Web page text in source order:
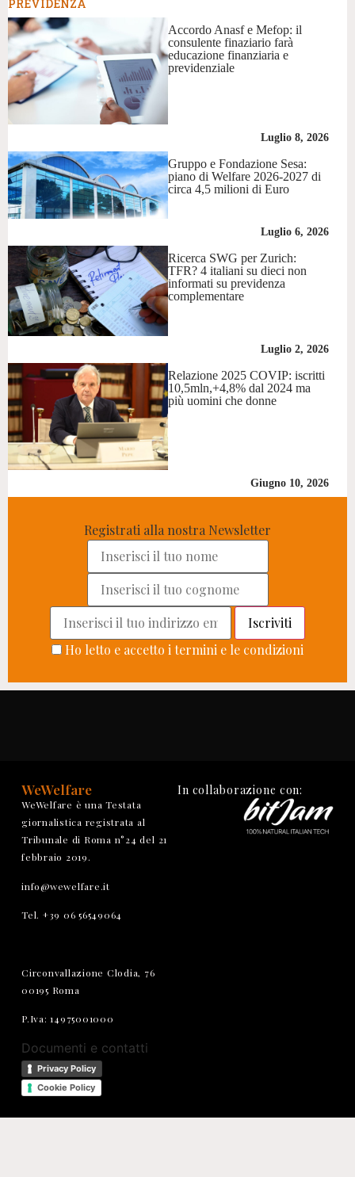
PREVIDENZA
Accordo Anasf e Mefop: il
consulente finaziario farà
educazione finanziaria e
previdenziale
Luglio 8, 2026
Gruppo e Fondazione Sesa:
piano di Welfare 2026-2027 di
circa 4,5 milioni di Euro
Luglio 6, 2026
Ricerca SWG per Zurich:
TFR? 4 italiani su dieci non
informati su previdenza
complementare
Luglio 2, 2026
Relazione 2025 COVIP: iscritti
10,5mln,+4,8% dal 2024 ma
più uomini che donne
Giugno 10, 2026
Registrati alla nostra Newsletter
Ho letto e accetto i termini e le condizioni
WeWelfare
WeWelfare è una Testata
giornalistica registrata al
Tribunale di Roma n°24 del 21
febbraio 2019.
info@wewelfare.it
Tel. +39 06 56549064
Circonvallazione Clodia, 76
00195 Roma
P.Iva: 14975001000
Documenti e contatti
Privacy Policy
Cookie Policy
In collaborazione con: